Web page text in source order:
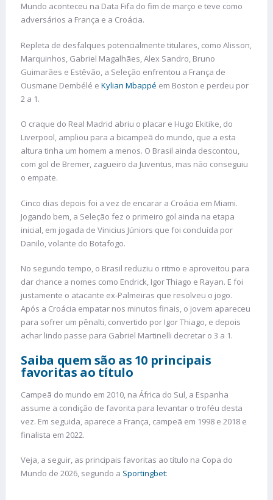
Mundo aconteceu na Data Fifa do fim de março e teve como
adversários a França e a Croácia.
Repleta de desfalques potencialmente titulares, como Alisson,
Marquinhos, Gabriel Magalhães, Alex Sandro, Bruno
Guimarães e Estêvão, a Seleção enfrentou a França de
Ousmane Dembélé e Kylian Mbappé em Boston e perdeu por
2 a 1.
O craque do Real Madrid abriu o placar e Hugo Ekitike, do
Liverpool, ampliou para a bicampeã do mundo, que a esta
altura tinha um homem a menos. O Brasil ainda descontou,
com gol de Bremer, zagueiro da Juventus, mas não conseguiu
o empate.
Cinco dias depois foi a vez de encarar a Croácia em Miami.
Jogando bem, a Seleção fez o primeiro gol ainda na etapa
inicial, em jogada de Vinicius Júniors que foi concluída por
Danilo, volante do Botafogo.
No segundo tempo, o Brasil reduziu o ritmo e aproveitou para
dar chance a nomes como Endrick, Igor Thiago e Rayan. E foi
justamente o atacante ex-Palmeiras que resolveu o jogo.
Após a Croácia empatar nos minutos finais, o jovem apareceu
para sofrer um pênalti, convertido por Igor Thiago, e depois
achar lindo passe para Gabriel Martinelli decretar o 3 a 1.
Saiba quem são as 10 principais
favoritas ao título
Campeã do mundo em 2010, na África do Sul, a Espanha
assume a condição de favorita para levantar o troféu desta
vez. Em seguida, aparece a França, campeã em 1998 e 2018 e
finalista em 2022.
Veja, a seguir, as principais favoritas ao título na Copa do
Mundo de 2026, segundo a Sportingbet: